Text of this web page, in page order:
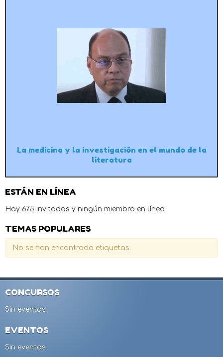
La medicina y la investigación en el mundo de la
literatura
ESTÁN EN LÍNEA
Hay 675 invitados y ningún miembro en línea
TEMAS POPULARES
No se han encontrado etiquetas.
CONCURSOS
Sin eventos
EVENTOS
Sin eventos